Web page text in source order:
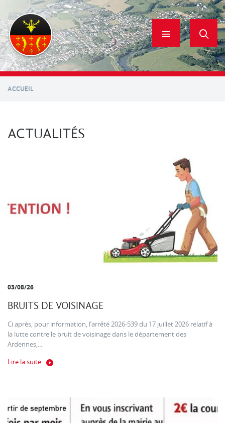
contenu
principal
ACCUEIL
ACTUALITÉS
03/08/26
BRUITS DE VOISINAGE
Ci après, pour information, l’arrêté 2026-539 du 17 juillet 2026 relatif à
la lutte contre le bruit de voisinage dans le département des
Ardennes,...
Lire la suite